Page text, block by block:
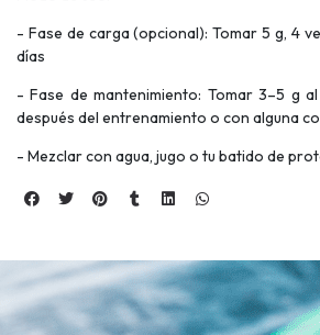
- Fase de carga (opcional): Tomar 5 g, 4
días
- Fase de mantenimiento: Tomar 3–5 g
después del entrenamiento o con alguna
- Mezclar con agua, jugo o tu batido de